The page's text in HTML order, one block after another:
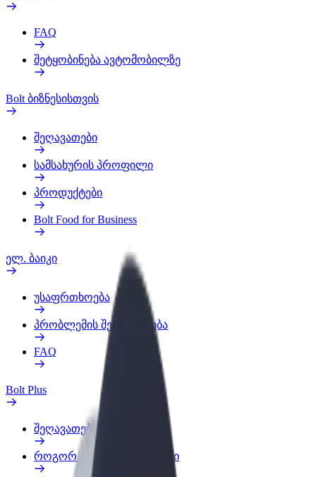
FAQ
შეტყობინება ავტომობილზე
Bolt ბიზნესისთვის
შეღავათები
სამსახურის პროფილი
პროდუქტები
Bolt Food for Business
ელ. ბაიკი
უსაფრთხოება
პრობლემის შეტყობინება
FAQ
Bolt Plus
შეღავათები
როგორ გავხდე გამომწერი